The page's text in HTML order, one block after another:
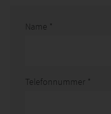
Name *
Telefonnummer *